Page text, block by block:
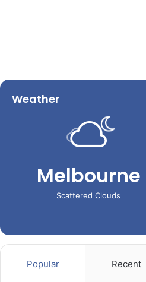
Weather
Melbourne
Scattered Clouds
Popular Recent